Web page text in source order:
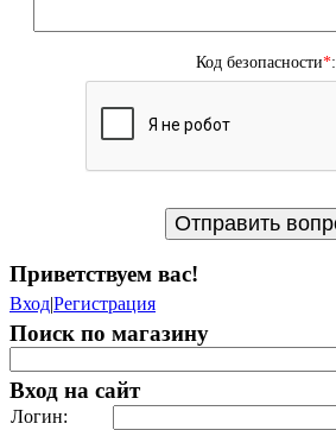
Код безопасности*:
Приветствуем вас!
Вход|Регистрация
Поиск по магазину
Вход на сайт
Логин: